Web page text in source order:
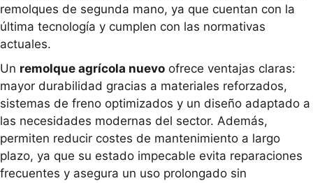
remolques de segunda mano, ya que cuentan con la
última tecnología y cumplen con las normativas
actuales.
Un remolque agrícola nuevo ofrece ventajas claras:
mayor durabilidad gracias a materiales reforzados,
sistemas de freno optimizados y un diseño adaptado a
las necesidades modernas del sector. Además,
permiten reducir costes de mantenimiento a largo
plazo, ya que su estado impecable evita reparaciones
frecuentes y asegura un uso prolongado sin